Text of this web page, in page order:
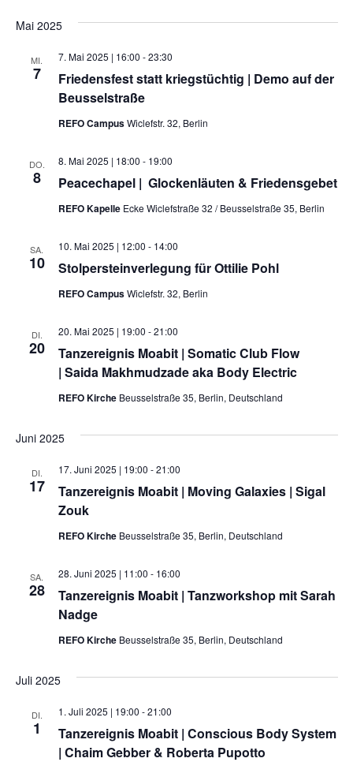
Mai 2025
MI.
7
Friedensfest statt kriegstüchtig | Demo auf der
Beusselstraße
7. Mai 2025 | 16:00 -23:30
REFO CampusWiclefstr. 32, Berlin
DO.
8 Peacechapel | Glockenläuten & Friedensgebet
8. Mai 2025 | 18:00 - 19:00
REFO Kapelle Ecke Wiclefstraße 32 / Beusselstraße 35, Berlin
SA.
10 Stolpersteinverlegung für Ottilie Pohl
10. Mai 2025 | 12:00 - 14:00
REFO CampusWiclefstr. 32, Berlin
DI.
20
Tanzereignis Moabit | Somatic Club Flow
| Saida Makhmudzade aka Body Electric
20. Mai 2025 | 19:00 -21:00
REFO Kirche Beusselstraße 35, Berlin, Deutschland
Juni 2025
DI.
17
Tanzereignis Moabit | Moving Galaxies | Sigal
Zouk
17. Juni 2025 | 19:00 -21:00
REFO Kirche Beusselstraße 35, Berlin, Deutschland
SA.
28
Tanzereignis Moabit | Tanzworkshop mit Sarah
Nadge
28. Juni 2025 | 11:00 - 16:00
REFO Kirche Beusselstraße 35, Berlin, Deutschland
Juli 2025
DI.
1
Tanzereignis Moabit | Conscious Body System
| Chaim Gebber & Roberta Pupotto
1. Juli 2025 | 19:00 -21:00